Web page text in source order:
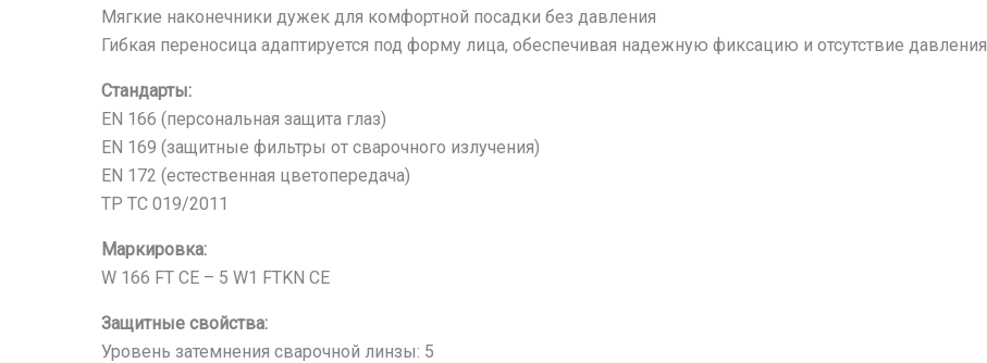
Мягкие наконечники дужек для комфортной посадки без давления
Гибкая переносица адаптируется под форму лица, обеспечивая надежную фиксацию и отсутствие давления
Стандарты:
EN 166 (персональная защита глаз)
EN 169 (защитные фильтры от сварочного излучения)
EN 172 (естественная цветопередача)
ТР ТС 019/2011
Маркировка:
W 166 FT CE – 5 W1 FTKN CE
Защитные свойства:
Уровень затемнения сварочной линзы: 5